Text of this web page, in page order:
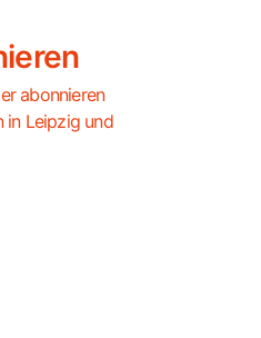
abonnieren
in Leipzig und